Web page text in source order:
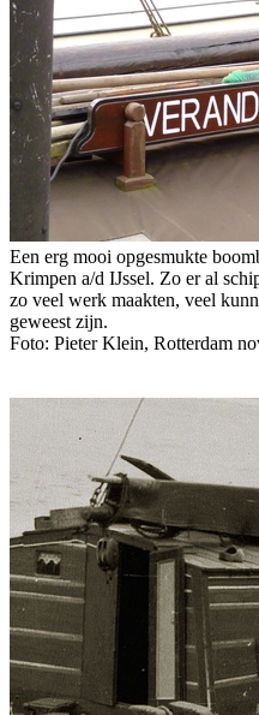
Een erg mooi opgesmukte
Krimpen a/d IJssel. Zo er al
zo veel werk maakten, veel
geweest zijn.
Foto: Pieter Klein, Rotterdam